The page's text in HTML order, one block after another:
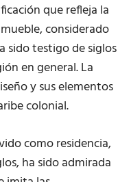
que refleja la
considerado
sido testigo de siglos
en general. La
y sus elementos
colonial.
como residencia,
ha sido admirada